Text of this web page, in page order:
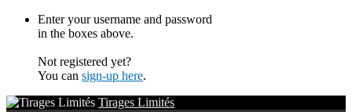
Enter your username and password
in the boxes above.
Not registered yet?
You can sign-up here.
Tirages Limités